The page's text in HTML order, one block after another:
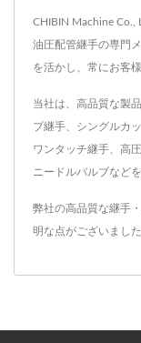
CHIBIN Machine Co.,
油圧配管継手の専門
を活かし、常にお客
当社は、高品質な製
プ継手、シングルカ
ワンタッチ継手、高
ニードルバルブなど
弊社の高品質な継手
明な点がございまし